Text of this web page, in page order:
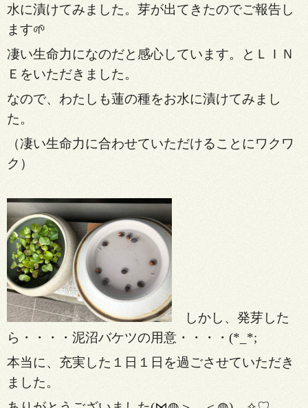
水に漬けてみました。芽が出てきたのでご報告し
ます🌱
凄い生命力になのだと感心しています。とＬＩＮ
Ｅをいただきました。
なので、わたしも蓮の種をお水に漬けてみまし
た。
（凄い生命力に合わせていただけることにワクワ
ク）
しかし、発芽した
ら・・・・泥沼バケツの用意・・・・(*_*;
本当に、充実した１日１日を過ごさせていただき
ました。